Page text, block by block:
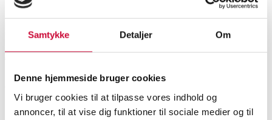
Samtykke Detaljer Om
Denne hjemmeside bruger cookies
Vi bruger cookies til at tilpasse vores indhold og
annoncer, til at vise dig funktioner til sociale medier og til
Hørsholm DKK 8,000 6590908